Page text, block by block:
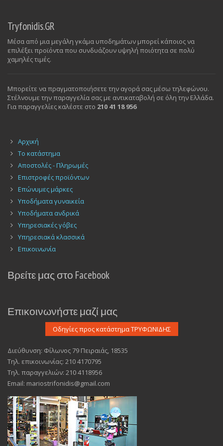
Tryfonidis.GR
Μέσα από μια μεγάλη γκάμα υποδημάτων μπορεί κάποιος να
επιλέξει προϊόντα που συνδυάζουν υψηλή ποιότητα σε πολύ
χαμηλές τιμές.
Μπορείτε να πραγματοποιήσετε την αγορά σας μέσω τηλεφώνου.
Στέλνουμε την παραγγελία σας με αντικαταβολή σε όλη την Ελλάδα.
Για παραγγελίες καλέστε στο 210 41 18 956
Αρχική
Το κατάστημα
Αποστολές - Πληρωμές
Επιστροφές προϊόντων
Επώνυμες μάρκες
Υποδήματα γυναικεία
Υποδήματα ανδρικά
Υπηρεσιακές γόβες
Υπηρεσιακά κλασσικά
Επικοινωνία
Βρείτε μας στο Facebook
Επικοινωνήστε μαζί μας
Διεύθυνση: Φίλωνος 79 Πειραιάς, 18535
Τηλ. επικοινωνίας: 210 4170795
Τηλ. παραγγελιών: 210 4118956
Email: mariostrifonidis@gmail.com